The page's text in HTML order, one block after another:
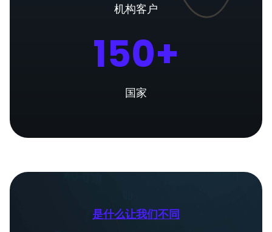
机构客户
150+
国家
是什么让我们不同